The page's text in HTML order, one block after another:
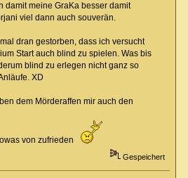
damit meine GraKa besser damit
viel dann auch souverän.
dran gestorben, dass ich versucht
Start auch blind zu spielen. Was bis
blind zu erlegen nicht ganz so
XD
dem Mörderaffen mir auch den
von zufrieden
Gespeichert